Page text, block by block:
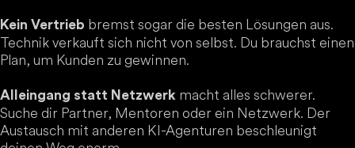
Kein Vertrieb bremst sogar die besten Lösungen aus.
Technik verkauft sich nicht von selbst. Du brauchst einen
Plan, um Kunden zu gewinnen.
Alleingang statt Netzwerk macht alles schwerer.
Suche dir Partner, Mentoren oder ein Netzwerk. Der
Austausch mit anderen KI-Agenturen beschleunigt